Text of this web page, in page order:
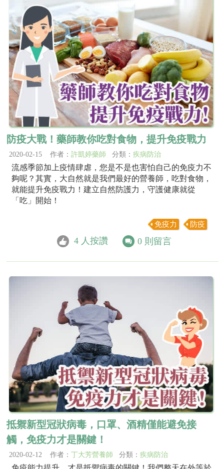
防疫大戰！藥師教你吃對食物，提升免疫戰力
2020-02-15 作者： 許凱婷藥師 分類： 疾病防治
流感季節加上疫情肆虐，您是不是也害怕自己的免疫力不
夠呢？其實，大自然就是我們最好的營養師，吃對食物，
就能提升免疫戰力！建立自然防護力，守護健康就從
「吃」開始！
免疫力 防疫
4 人按讚 0 則留言
抵禦新型冠狀病毒，口罩、酒精僅能避免接
觸，免疫力才是關鍵！
2020-02-12 作者： 丁大芳營養師 分類： 疾病防治